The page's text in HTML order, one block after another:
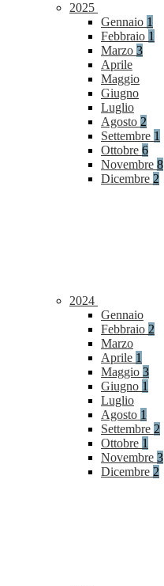
2025
Gennaio 1
Febbraio 1
Marzo 3
Aprile
Maggio
Giugno
Luglio
Agosto 2
Settembre 1
Ottobre 6
Novembre 8
Dicembre 2
2024
Gennaio
Febbraio 2
Marzo
Aprile 1
Maggio 3
Giugno 1
Luglio
Agosto 1
Settembre 2
Ottobre 1
Novembre 3
Dicembre 2